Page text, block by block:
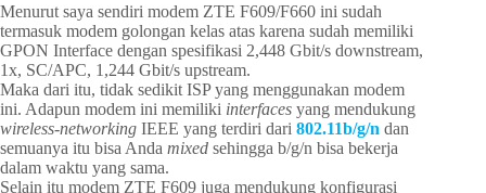
Menurut saya sendiri modem ZTE F609/F660 ini sudah
termasuk modem golongan kelas atas karena sudah memiliki
GPON Interface dengan spesifikasi 2,448 Gbit/s downstream,
1x, SC/APC, 1,244 Gbit/s upstream.
Maka dari itu, tidak sedikit ISP yang menggunakan modem
ini. Adapun modem ini memiliki interfaces yang mendukung
wireless-networking IEEE yang terdiri dari 802.11b/g/n dan
semuanya itu bisa Anda mixed sehingga b/g/n bisa bekerja
dalam waktu yang sama.
Selain itu modem ZTE F609 juga mendukung konfigurasi